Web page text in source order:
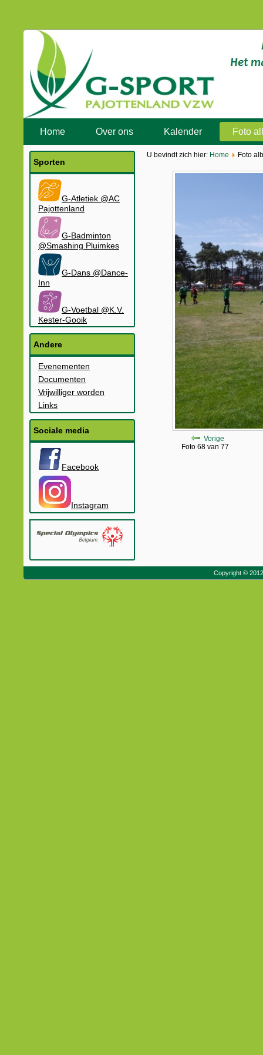
Home Over ons Kalender Foto
Sporten
G-Atletiek @AC
Pajottenland
G-Badminton
@Smashing Pluimkes
G-Dans @Dance-
Inn
G-Voetbal @K.V.
Kester-Gooik
Andere
Evenementen
Documenten
Vrijwilliger worden
Links
Sociale media
Facebook
Instagram
U bevindt zich hier: Home Foto
Vorige
Foto 68 van 77
Copyright ©